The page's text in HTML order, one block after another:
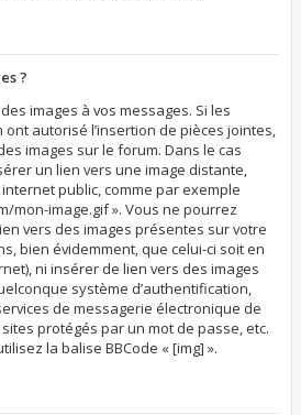
?
images à vos messages. Si les
autorisé l’insertion de pièces jointes,
images sur le forum. Dans le cas
un lien vers une image distante,
public, comme par exemple
mon-image.gif ». Vous ne pourrez
vers des images présentes sur votre
bien évidemment, que celui-ci soit en
ni insérer de lien vers des images
système d’authentification,
de messagerie électronique de
protégés par un mot de passe, etc.
la balise BBCode « [img] ».